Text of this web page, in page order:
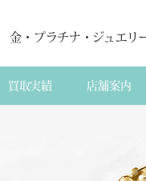
金・プラチナ・ジュエリ
買取実績 店舗案内